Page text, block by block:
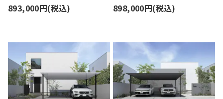
893,000円(税込) 898,000円(税込)